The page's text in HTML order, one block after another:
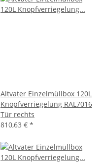
Altvater Einzelmüllbox 120L
Knopfverriegelung RAL7016
Tür rechts
810,63 € *